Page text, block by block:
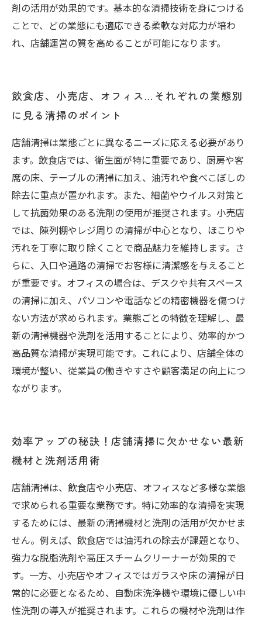
剤の活用が効果的です。基本的な清掃技術を身につける
ことで、どの業態にも適応できる柔軟な対応力が培わ
れ、店舗運営の質を高めることが可能になります。
飲食店、小売店、オフィス…それぞれの業態別
に見る清掃のポイント
店舗清掃は業態ごとに異なるニーズに応える必要があり
ます。飲食店では、衛生面が特に重要であり、厨房や客
席の床、テーブルの清掃に加え、油汚れや食べこぼしの
除去に重点が置かれます。また、細菌やウイルス対策と
して抗菌効果のある洗剤の使用が推奨されます。小売店
では、陳列棚やレジ周りの清掃が中心となり、ほこりや
汚れを丁寧に取り除くことで商品魅力を維持します。さ
らに、入口や通路の清掃でお客様に清潔感を与えること
が重要です。オフィスの場合は、デスクや共有スペース
の清掃に加え、パソコンや電話などの精密機器を傷つけ
ない方法が求められます。業態ごとの特徴を理解し、最
新の清掃機器や洗剤を活用することにより、効率的かつ
高品質な清掃が実現可能です。これにより、店舗全体の
環境が整い、従業員の働きやすさや顧客満足の向上につ
ながります。
効率アップの秘訣！店舗清掃に欠かせない最新
機材と洗剤活用術
店舗清掃は、飲食店や小売店、オフィスなど多様な業態
で求められる重要な業務です。特に効率的な清掃を実現
するためには、最新の清掃機材と洗剤の活用が欠かせま
せん。例えば、飲食店では油汚れの除去が課題となり、
強力な脱脂洗剤や高圧スチームクリーナーが効果的で
す。一方、小売店やオフィスではガラスや床の清掃が日
常的に必要となるため、自動床洗浄機や環境に優しい中
性洗剤の導入が推奨されます。これらの機材や洗剤は作